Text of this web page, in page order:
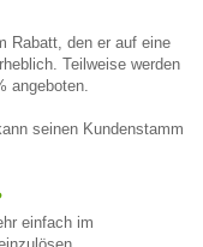
Rabatt, den er auf eine
Teilweise werden
angeboten.
seinen Kundenstamm
einfach im